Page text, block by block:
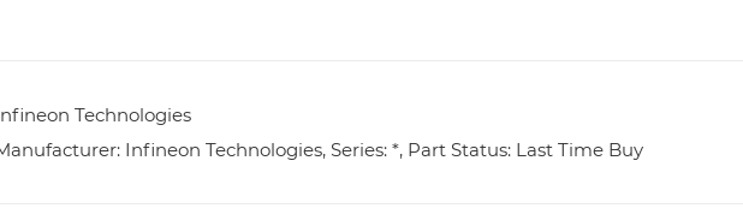
Technologies
Infineon Technologies, Series: *, Part Status: Last Time Buy